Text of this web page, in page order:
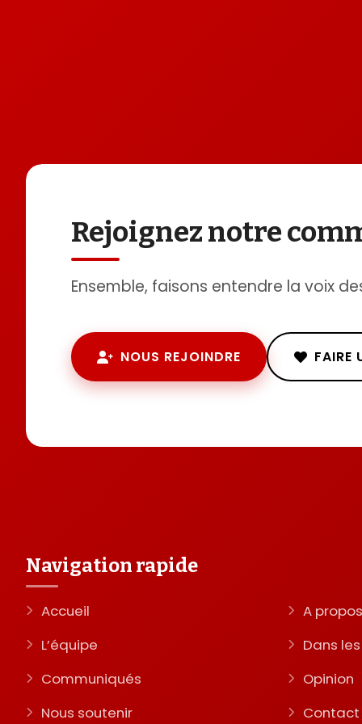
Rejoignez notre
Ensemble, faisons entendre la voix
NOUS REJOINDRE FAIRE
Navigation rapide
Accueil
A
L’équipe
Dans
Communiqués
Opinion
Nous soutenir
Contact